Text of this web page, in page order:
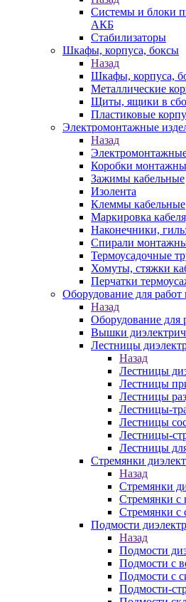
Системы и блоки
АКБ
Стабилизаторы
Шкафы, корпуса, боксы
Назад
Шкафы, корпуса,
Металлические
Щиты, ящики в
Пластиковые
Электромонтажные
Назад
Коробки
Зажимы кабельные
Изолента
Клеммы кабельные
Маркировка
Наконечники,
Спирали
Термоусадочные
Хомуты, стяжки
Перчатки
Оборудование для работ
Назад
Оборудование для
Вышки
Лестницы
Назад
Лестницы
Лестницы
Лестницы
Лестницы-
Лестницы
Лестницы-
Лестницы
Стремянки
Назад
Стремянки
Стремянки с
Стремянки с
Подмости
Назад
Подмости
Подмости с
Подмости с
Подмости-